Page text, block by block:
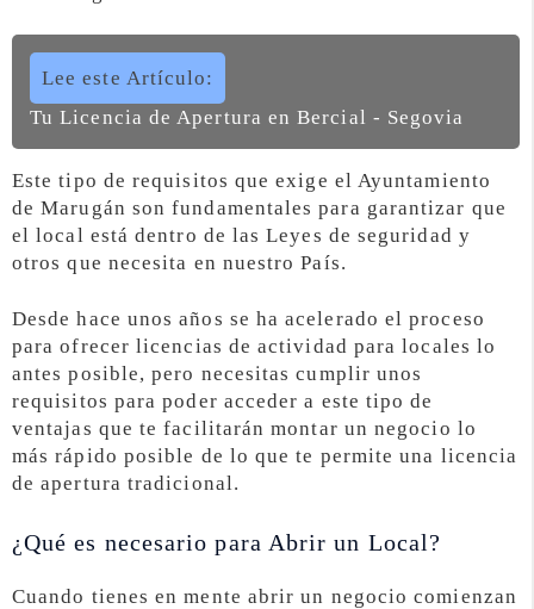
Lee este Artículo:
Tu Licencia de Apertura en Bercial - Segovia
Este tipo de requisitos que exige el Ayuntamiento
de Marugán son fundamentales para garantizar que
el local está dentro de las Leyes de seguridad y
otros que necesita en nuestro País.
Desde hace unos años se ha acelerado el proceso
para ofrecer licencias de actividad para locales lo
antes posible, pero necesitas cumplir unos
requisitos para poder acceder a este tipo de
ventajas que te facilitarán montar un negocio lo
más rápido posible de lo que te permite una licencia
de apertura tradicional.
¿Qué es necesario para Abrir un Local?
Cuando tienes en mente abrir un negocio comienzan